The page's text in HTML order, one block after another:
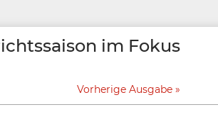
im Fokus
Vorherige Ausgabe